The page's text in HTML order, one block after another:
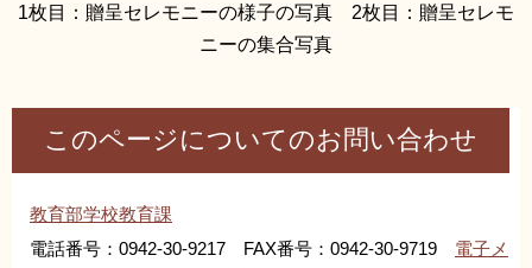
1枚目：贈呈セレモニーの様子の写真 2枚目：贈呈セレモ
ニーの集合写真
このページについてのお問い合わせ
教育部学校教育課
電話番号：0942-30-9217 FAX番号：0942-30-9719 電子メ